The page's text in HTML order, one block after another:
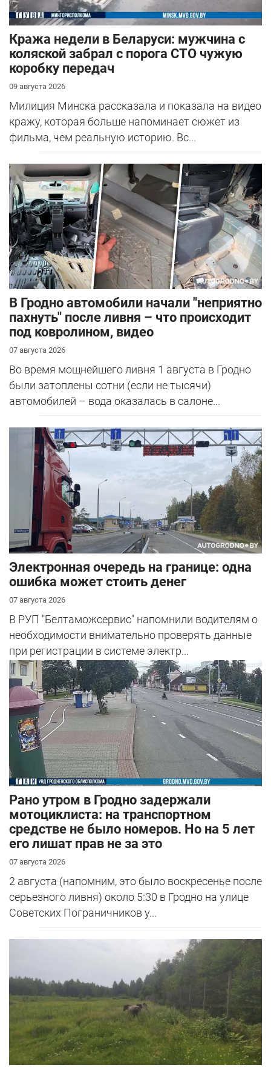
Кража недели в Беларуси: мужчина с
коляской забрал с порога СТО чужую
коробку передач
09 августа 2026
Милиция Минска рассказала и показала на видео
кражу, которая больше напоминает сюжет из
фильма, чем реальную историю. Вс...
В Гродно автомобили начали "неприятно
пахнуть" после ливня – что происходит
под ковролином, видео
07 августа 2026
Во время мощнейшего ливня 1 августа в Гродно
были затоплены сотни (если не тысячи)
автомобилей – вода оказалась в салоне...
Электронная очередь на границе: одна
ошибка может стоить денег
07 августа 2026
В РУП "Белтаможсервис" напомнили водителям о
необходимости внимательно проверять данные
при регистрации в системе электр...
Рано утром в Гродно задержали
мотоциклиста: на транспортном
средстве не было номеров. Но на 5 лет
его лишат прав не за это
07 августа 2026
2 августа (напомним, это было воскресенье после
серьезного ливня) около 5:30 в Гродно на улице
Советских Пограничников у...